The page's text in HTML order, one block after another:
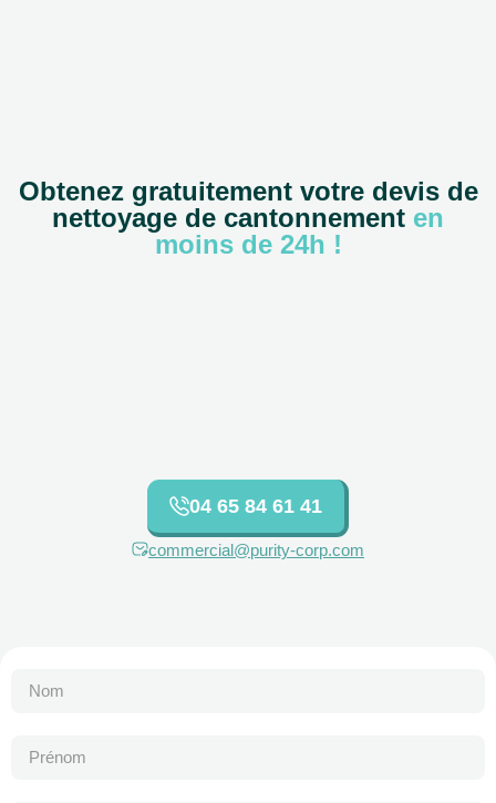
Obtenez gratuitement votre devis de
nettoyage de cantonnement en
moins de 24h !
04 65 84 61 41
commercial@purity-corp.com